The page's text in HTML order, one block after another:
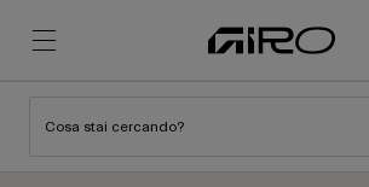
Cosa stai cercando?